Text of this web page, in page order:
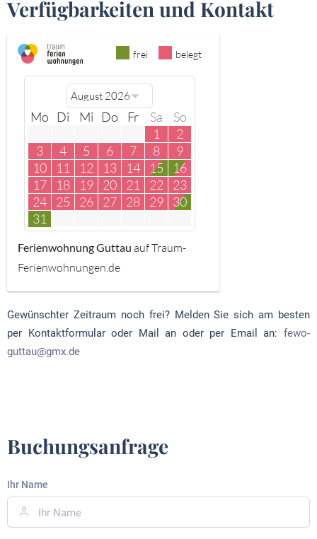
Verfügbarkeiten und Kontakt
frei belegt
Mo Di Mi Do Fr Sa
So
1
2
3
4 5 6 7 8
9
10
11 12 13 14 15
16
17
18 19 20 21 22
23
24
25 26 27 28 29
30
31
Ferienwohnung Guttau auf Traum-
Ferienwohnungen.de
Gewünschter Zeitraum noch frei? Melden Sie sich am besten
per Kontaktformular oder Mail an oder per Email an: fewo-
guttau@gmx.de
Buchungsanfrage
Ihr Name